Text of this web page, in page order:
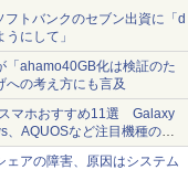
フトバンクのセブン出資に「d
にして」
「ahamo40GB化は検証のた
への考え方にも言及
マホおすすめ11選 Galaxy
、AQUOSなど注目機種の特
ェアの障害、原因はシステム